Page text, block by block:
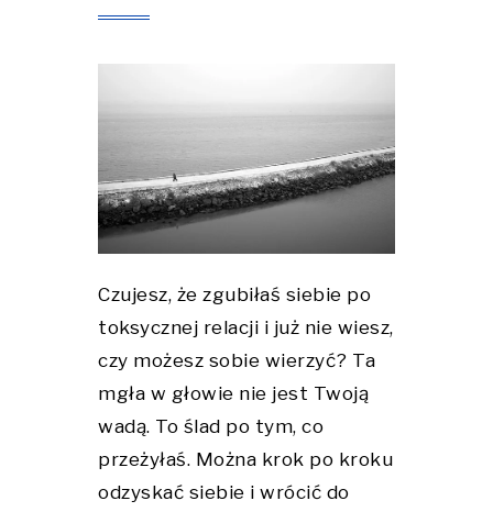
Czujesz, że zgubiłaś siebie po
toksycznej relacji i już nie wiesz,
czy możesz sobie wierzyć? Ta
mgła w głowie nie jest Twoją
wadą. To ślad po tym, co
przeżyłaś. Można krok po kroku
odzyskać siebie i wrócić do